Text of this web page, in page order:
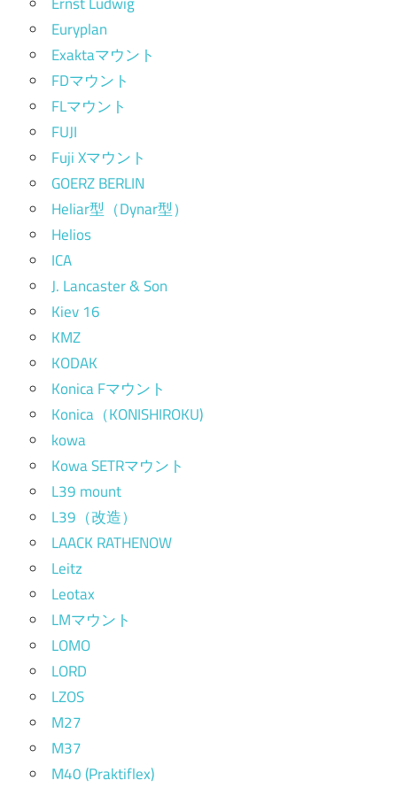
Euryplan
Exaktaマウント
FDマウント
FLマウント
FUJI
Fuji Xマウント
GOERZ BERLIN
Heliar型（Dynar型）
Helios
ICA
J. Lancaster & Son
Kiev 16
KMZ
KODAK
Konica Fマウント
Konica（KONISHIROKU)
kowa
Kowa SETRマウント
L39 mount
L39（改造）
LAACK RATHENOW
Leitz
Leotax
LMマウント
LOMO
LORD
LZOS
M27
M37
M40 (Praktiflex)